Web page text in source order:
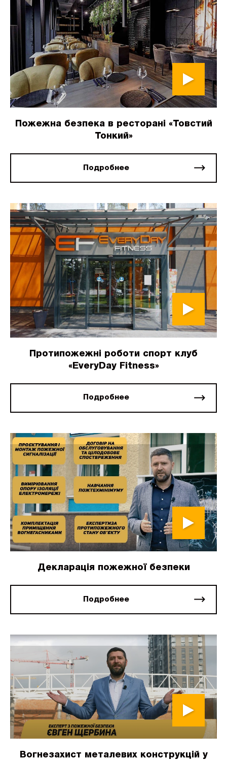
Пожежна безпека в ресторані «Товстий
Тонкий»
Подробнее
Протипожежні роботи спорт клуб
«EveryDay Fitness»
Подробнее
Декларація пожежної безпеки
Подробнее
Вогнезахист металевих конструкцій у